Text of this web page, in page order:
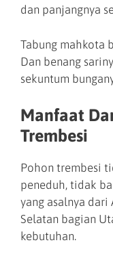
dan panjangnya
Tabung mahkota
Dan benang
sekuntum
Manfaat
Trembesi
Pohon trembesi
peneduh, tidak
yang asalnya dari
Selatan bagian
kebutuhan.